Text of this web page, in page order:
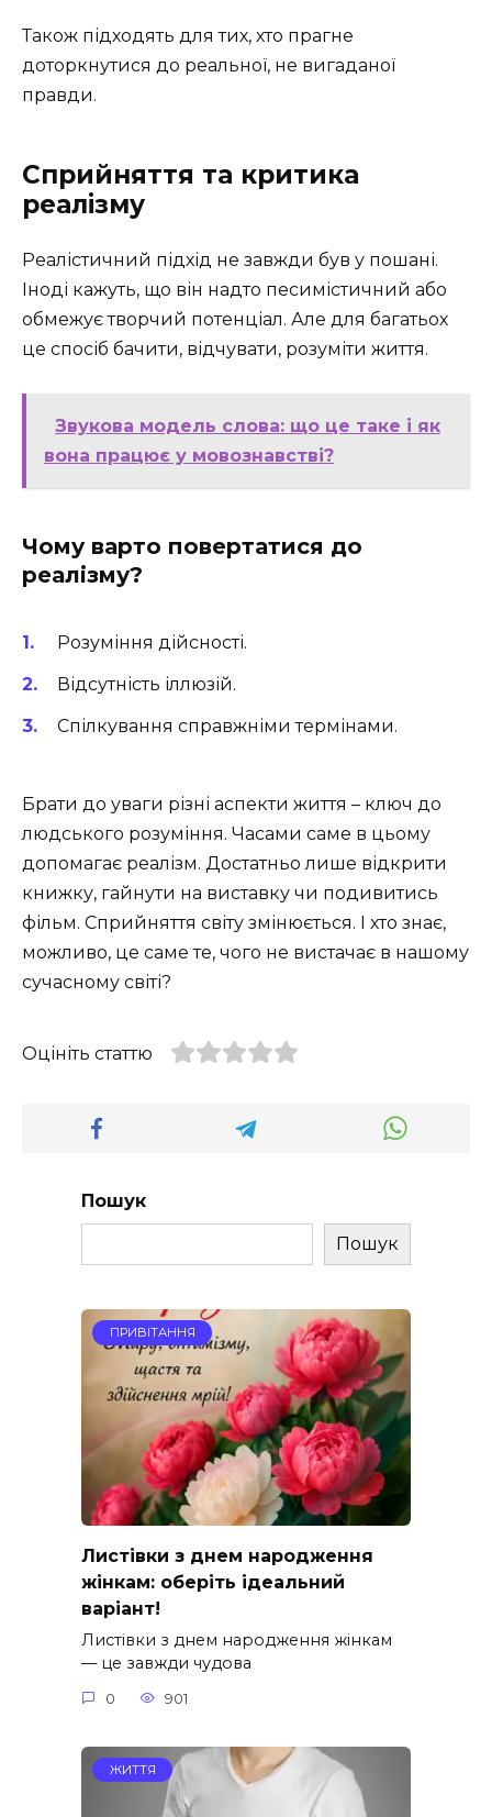
Також підходять для тих, хто прагне
доторкнутися до реальної, не вигаданої
правди.
Сприйняття та критика
реалізму
Реалістичний підхід не завжди був у пошані.
Іноді кажуть, що він надто песимістичний або
обмежує творчий потенціал. Але для багатьох
це спосіб бачити, відчувати, розуміти життя.
Звукова модель слова: що це таке і як
вона працює у мовознавстві?
Чому варто повертатися до
реалізму?
Розуміння дійсності.
Відсутність іллюзій.
Спілкування справжніми термінами.
Брати до уваги різні аспекти життя – ключ до
людського розуміння. Часами саме в цьому
допомагає реалізм. Достатньо лише відкрити
книжку, гайнути на виставку чи подивитись
фільм. Сприйняття світу змінюється. І хто знає,
можливо, це саме те, чого не вистачає в нашому
сучасному світі?
Оцініть статтю
Пошук
Пошук
ПРИВІТАННЯ
Листівки з днем народження
жінкам: оберіть ідеальний
варіант!
Листівки з днем народження жінкам
— це завжди чудова
0 901
ЖИТТЯ